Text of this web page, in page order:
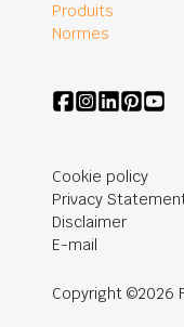
Produits
Normes
Cookie policy
Privacy
Disclaimer
E-mail
Copyright ©2026